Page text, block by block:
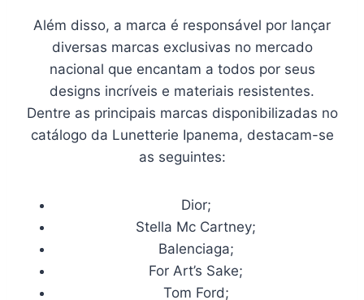
Além disso, a marca é responsável por lançar
diversas marcas exclusivas no mercado
nacional que encantam a todos por seus
designs incríveis e materiais resistentes.
Dentre as principais marcas disponibilizadas no
catálogo da Lunetterie Ipanema, destacam-se
as seguintes:
Dior;
Stella Mc Cartney;
Balenciaga;
For Art’s Sake;
Tom Ford;